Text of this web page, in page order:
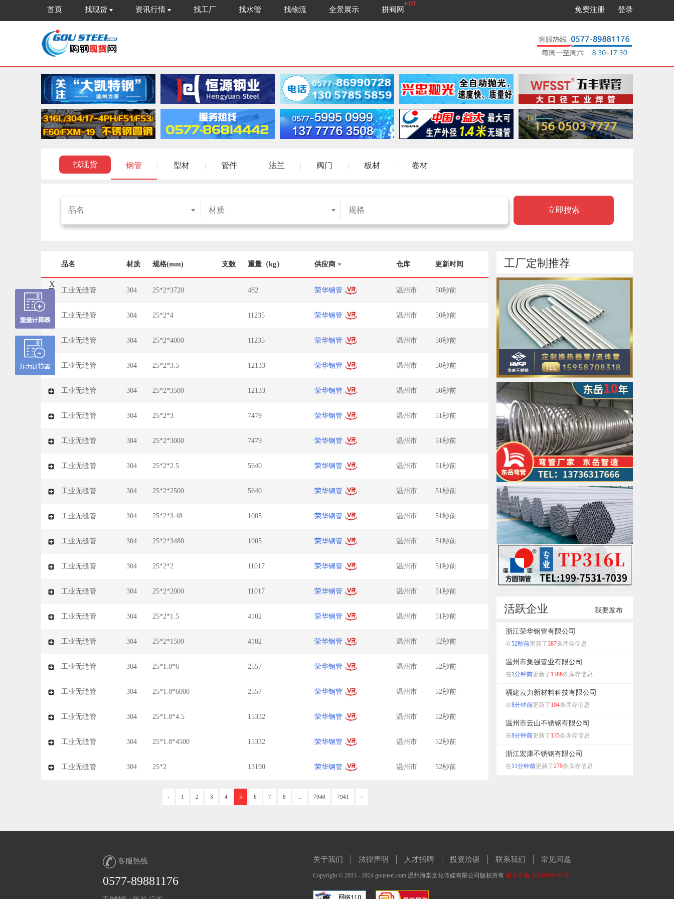
首页 找现货 资讯行情 找工厂 找水管 找物流 全景展示 拼阀网 免费注册 登录
找现货 钢管 | 型材 | 管件 | 法兰 | 阀门 | 板材 | 卷材
品名 材质 规格(mm) 支数 重量（kg） 供应商 仓库 更新时间
工业无缝管 304 25*2*3720 482 荣华钢管 温州市 50秒前
工业无缝管 304 25*2*4 11235 荣华钢管 温州市 50秒前
工业无缝管 304 25*2*4000 11235 荣华钢管 温州市 50秒前
工业无缝管 304 25*2*3.5 12133 荣华钢管 温州市 50秒前
工业无缝管 304 25*2*3500 12133 荣华钢管 温州市 50秒前
工业无缝管 304 25*2*3 7479 荣华钢管 温州市 51秒前
工业无缝管 304 25*2*3000 7479 荣华钢管 温州市 51秒前
工业无缝管 304 25*2*2.5 5640 荣华钢管 温州市 51秒前
工业无缝管 304 25*2*2500 5640 荣华钢管 温州市 51秒前
工业无缝管 304 25*2*3.48 1005 荣华钢管 温州市 51秒前
工业无缝管 304 25*2*3480 1005 荣华钢管 温州市 51秒前
工业无缝管 304 25*2*2 11017 荣华钢管 温州市 51秒前
工业无缝管 304 25*2*2000 11017 荣华钢管 温州市 51秒前
工业无缝管 304 25*2*1.5 4102 荣华钢管 温州市 51秒前
工业无缝管 304 25*2*1500 4102 荣华钢管 温州市 52秒前
工业无缝管 304 25*1.8*6 2557 荣华钢管 温州市 52秒前
工业无缝管 304 25*1.8*6000 2557 荣华钢管 温州市 52秒前
工业无缝管 304 25*1.8*4.5 15332 荣华钢管 温州市 52秒前
工业无缝管 304 25*1.8*4500 15332 荣华钢管 温州市 52秒前
工业无缝管 304 25*2 13190 荣华钢管 温州市 52秒前
‹ 1 2 3 4 5 6 7 8 7940 7941 ›
工厂定制推荐
活跃企业 我要发布
浙江荣华钢管有限公司
在52秒前更新了387条库存信息
温州市集强管业有限公司
在1分钟前更新了 1386条库存信息
福建云力新材料科技有限公司
在8分钟前更新了 104条库存信息
温州市云山不锈钢有限公司
在8分钟前更新了 135条库存信息
浙江宏康不锈钢有限公司
在11分钟前更新了279条库存信息
X
客服热线
0577-89881176
关于我们 法律声明 人才招聘 投资洽谈 联系我们 常见问题
Copyright © 2013 - 2024 gousteel.com 温州海棠文化传媒有限公司版权所有 浙 ICP 备 2024059936 号